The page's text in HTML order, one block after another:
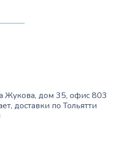
Жукова, дом 35, офис 803
доставки по Тольятти